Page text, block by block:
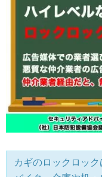
カギのロックロッ